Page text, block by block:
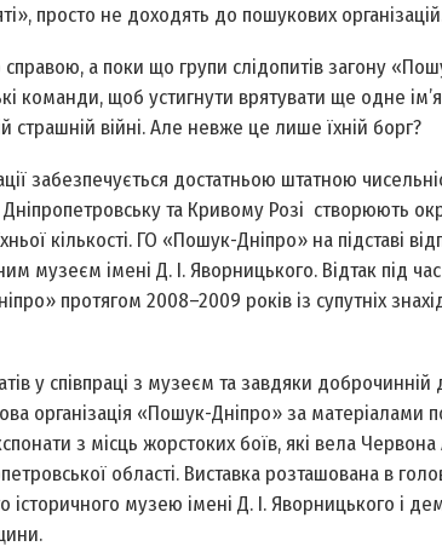
просто не доходять до пошукових
а поки що групи слідопитів загону
команди, щоб устигнути врятувати ще одне
страшній війні. Але невже це лише їхній борг?
забезпечується достатньою штатною
та Кривому Розі створюють
кількості. ГО «Пошук-Дніпро» на підставі
музеєм імені Д. І. Яворницького. Відтак під
протягом 2008–2009 років із супутніх
у співпраці з музеєм та завдяки
організація «Пошук-Дніпро» за матеріалами
з місць жорстоких боїв, які вела
області. Виставка розташована в
історичного музею імені Д. І. Яворницького і